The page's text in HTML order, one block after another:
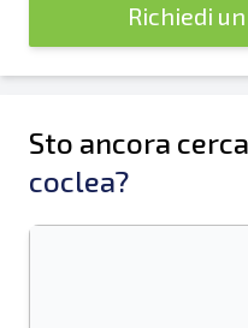
Richiedi
Sto ancora
coclea?